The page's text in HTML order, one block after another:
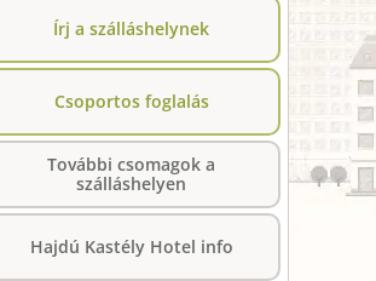
Írj a szálláshelynek
Csoportos foglalás
További csomagok a
szálláshelyen
Hajdú Kastély Hotel info